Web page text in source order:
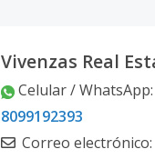
Vivenzas Real
Celular / WhatsApp:
8099192393
Correo electrónico: